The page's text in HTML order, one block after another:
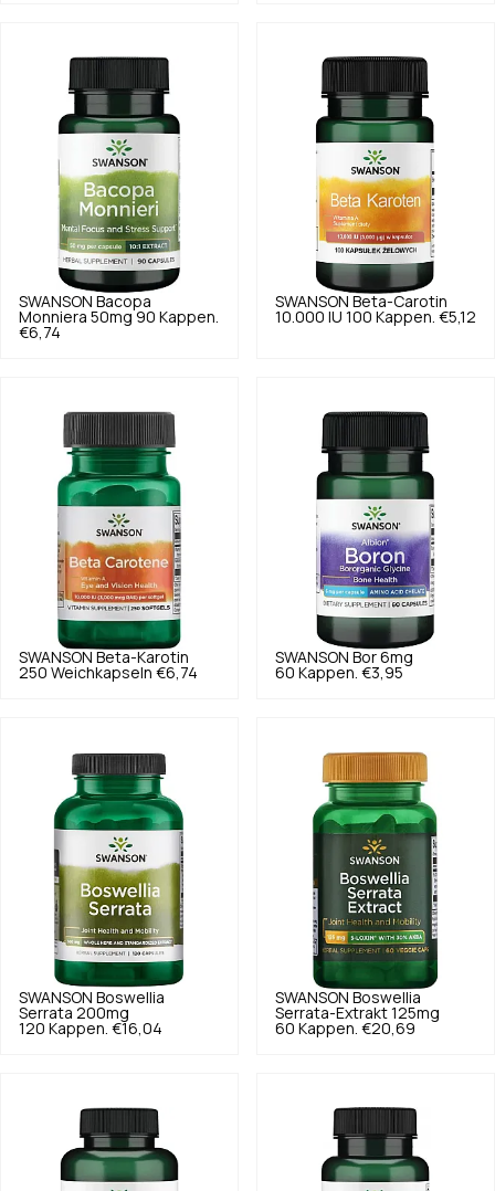
SWANSON Bacopa
Monniera 50mg 90 Kappen.
€6,74
SWANSON Beta-Carotin
10.000 IU 100 Kappen. €5,12
SWANSON Beta-Karotin
250 Weichkapseln €6,74
SWANSON Bor 6mg
60 Kappen. €3,95
SWANSON Boswellia
Serrata 200mg
120 Kappen. €16,04
SWANSON Boswellia
Serrata-Extrakt 125mg
60 Kappen. €20,69